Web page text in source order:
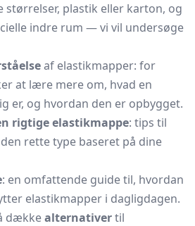
størrelser, plastik eller karton, og
indre rum — vi vil undersøge
af elastikmapper: for
at lære mere om, hvad en
er, og hvordan den er opbygget.
rigtige elastikmappe: tips til
rette type baseret på dine
: en omfattende guide til, hvordan
elastikmapper i dagligdagen.
dækkealternativertil